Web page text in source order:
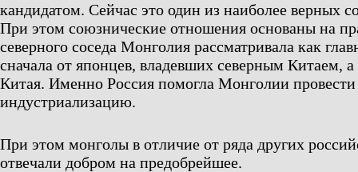
кандидатом. Сейчас это один из наиболее верных
При этом союзнические отношения основаны на
северного соседа Монголия рассматривала как
сначала от японцев, владевших северным Китаем, а
Китая. Именно Россия помогла Монголии
индустриализацию.
При этом монголы в отличие от ряда других
отвечали добром на предобрейшее.